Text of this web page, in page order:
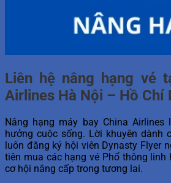
Liên hệ nâng hạng vé
Airlines Hà Nội – Hồ Chí
Nâng hạng máy bay China
hưởng cuộc sống. Lời khuyên dành
luôn đăng ký hội viên Dynasty Flyer
tiên mua các hạng vé Phổ thông linh
cơ hội nâng cấp trong tương lai.